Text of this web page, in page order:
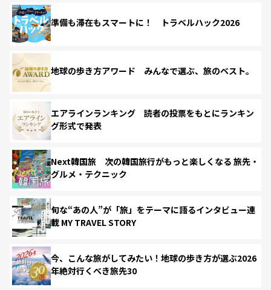
準備も滞在もスマートに！ トラベルハック2026
地球の歩き方アワード みんなで選ぶ、旅のベスト。
エアラインランキング 読者の投票をもとにランキン
グ形式で発表
Next韓国旅 次の韓国旅行がもっと楽しくなる 旅先・
グルメ・テクニック
旬な“あの人”が「旅」をテーマに語るインタビュー連
載 MY TRAVEL STORY
今、こんな旅がしてみたい！地球の歩き方が選ぶ2026
年絶対行くべき旅先30